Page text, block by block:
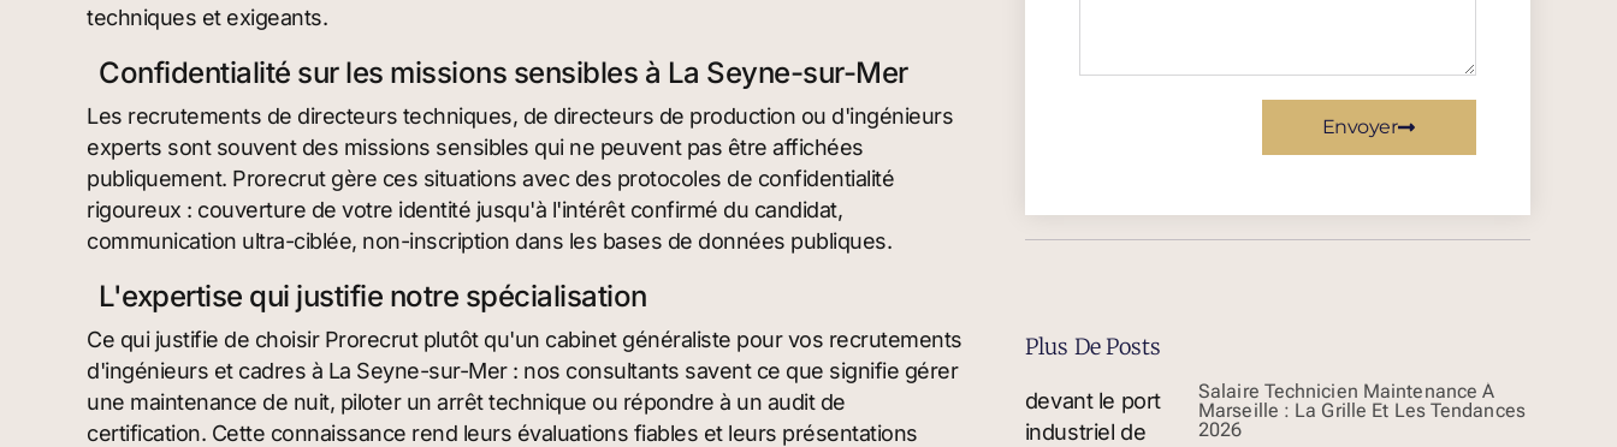
techniques et exigeants.
Confidentialité sur les missions sensibles à La Seyne-sur-Mer
Les recrutements de directeurs techniques, de directeurs de production ou d'ingénieurs
experts sont souvent des missions sensibles qui ne peuvent pas être affichées
publiquement. Prorecrut gère ces situations avec des protocoles de confidentialité
rigoureux : couverture de votre identité jusqu'à l'intérêt confirmé du candidat,
communication ultra-ciblée, non-inscription dans les bases de données publiques.
L'expertise qui justifie notre spécialisation
Ce qui justifie de choisir Prorecrut plutôt qu'un cabinet généraliste pour vos recrutements
d'ingénieurs et cadres à La Seyne-sur-Mer : nos consultants savent ce que signifie gérer
une maintenance de nuit, piloter un arrêt technique ou répondre à un audit de
certification. Cette connaissance rend leurs évaluations fiables et leurs présentations
Envoyer
Plus De Posts
Salaire Technicien Maintenance À
Marseille : La Grille Et Les Tendances
2026